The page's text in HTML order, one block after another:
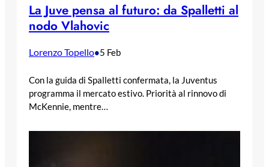
La Juve pensa al futuro: da Spalletti al
nodo Vlahovic
Lorenzo Topello•5 Feb
Con la guida di Spalletti confermata, la Juventus
programma il mercato estivo. Priorità al rinnovo di
McKennie, mentre…